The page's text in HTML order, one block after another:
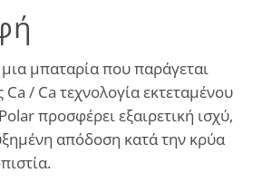
μπαταρία που παράγεται
/ Ca τεχνολογία εκτεταμένου
προσφέρει εξαιρετική ισχύ,
απόδοση κατά την κρύα